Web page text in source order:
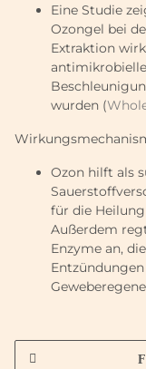
Eine Studie
Ozongel bei
Extraktion
wurden (
Ozon hilft als
für die
Außerdem
Enzyme an,